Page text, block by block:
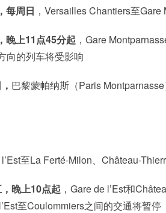
每周日 ，Versailles Chantiers至
晚上11点45分起 ，Gare
向的列车将受影响
巴黎蒙帕纳斯（Paris
l’Est至La Ferté-Milon、Château-
晚上10点起 ，Gare de l’Est和
至Coulommiers之间的交通将暂停